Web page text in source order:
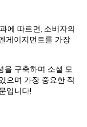
에 따르면, 소비자의
게이지먼트를 가장
을 구축하며 소셜 모
으며 가장 중요한 적
입니다!